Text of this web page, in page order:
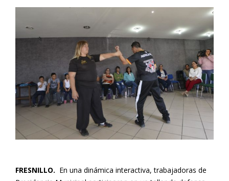
FRESNILLO. En una dinámica interactiva, trabajadoras de